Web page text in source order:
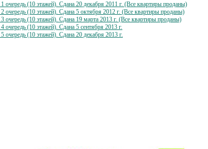
(10 этажей). Cдана 20 декабря 2011 г. (Все квартиры проданы)
(10 этажей). Сдана 5 октября 2012 г. (Все квартиры проданы)
(10 этажей). Сдана 19 марта 2013 г. (Все квартиры проданы)
(10 этажей). Сдана 5 сентября 2013 г.
(10 этажей). Сдана 20 декабря 2013 г.